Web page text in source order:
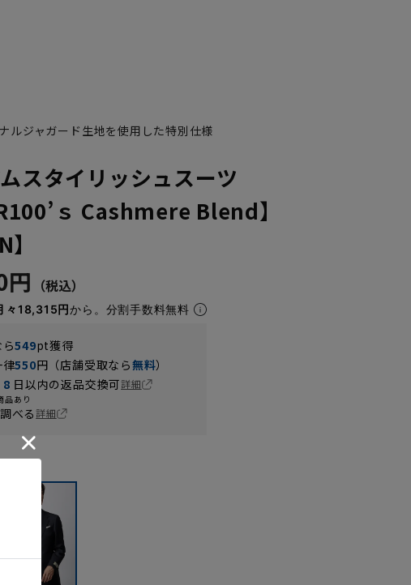
YA6 YA7 YA8
ルジャガード生地を使用した特別仕様
スタイリッシュスーツ
ｓ Cashmere Blend】
々18,315円から。分割手数料無料
ら549pt獲得
律550円（店舗受取なら無料）
8 日以内の返品交換可詳細
品あり
べる詳細